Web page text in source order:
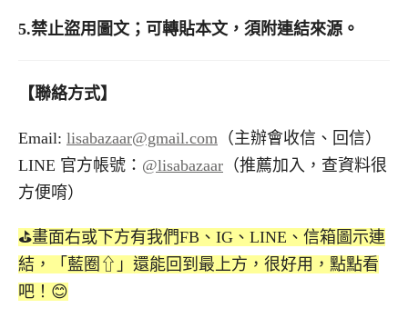
5.禁止盜用圖文；可轉貼本文，須附連結來源。
【聯絡方式】
Email: lisabazaar@gmail.com （主辦會收信、回信）
LINE 官方帳號： @lisabazaar （推薦加入，查資料很
方便唷）
⛳️畫面右或下方有我們FB、IG、LINE、信箱圖示連
結，「藍圈⇧」還能回到最上方，很好用，點點看
吧！😊